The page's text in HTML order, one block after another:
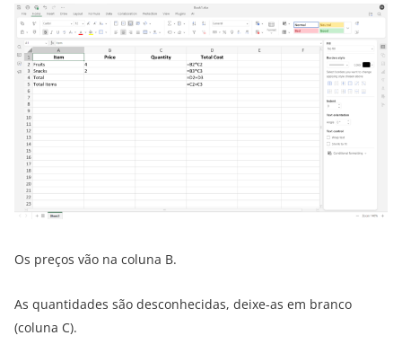
Os preços vão na coluna B.
As quantidades são desconhecidas, deixe-as em branco
(coluna C).